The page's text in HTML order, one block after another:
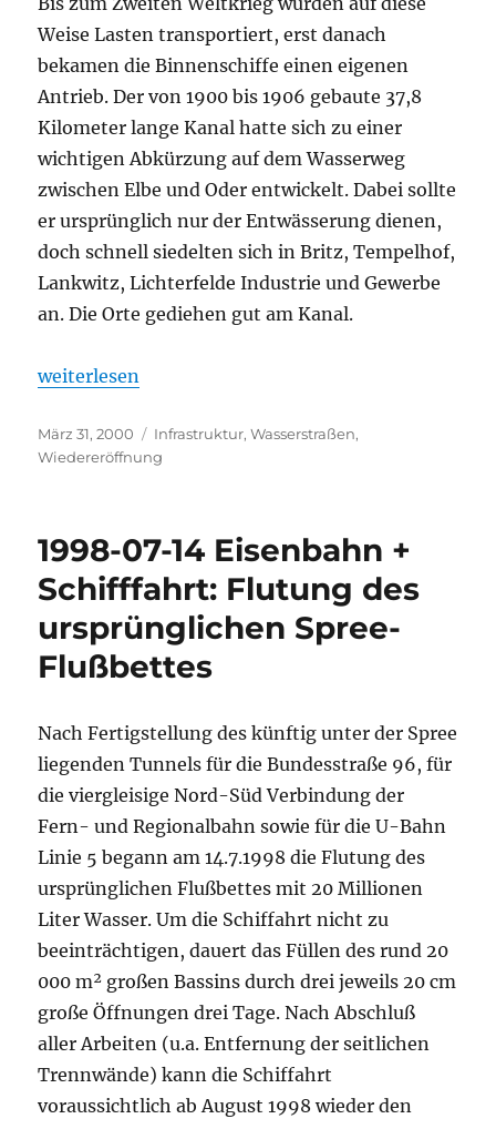
Weise Lasten transportiert, erst danach
bekamen die Binnenschiffe einen eigenen
Antrieb. Der von 1900 bis 1906 gebaute 37,8
Kilometer lange Kanal hatte sich zu einer
wichtigen Abkürzung auf dem Wasserweg
zwischen Elbe und Oder entwickelt. Dabei sollte
er ursprünglich nur der Entwässerung dienen,
doch schnell siedelten sich in Britz, Tempelhof,
Lankwitz, Lichterfelde Industrie und Gewerbe
an. Die Orte gediehen gut am Kanal.
„2000-03-31 Schiffsverkehr: Der Teltowkanal ist
weiterlesen
Veröffentlicht
am
März 31, 2000 Kategorien
Infrastruktur,Wasserstraßen,
Wiedereröffnung
1998-07-14 Eisenbahn +
Schifffahrt: Flutung des
ursprünglichen Spree-
Flußbettes
Nach Fertigstellung des künftig unter der Spree
liegenden Tunnels für die Bundesstraße 96, für
die viergleisige Nord-Süd Verbindung der
Fern- und Regionalbahn sowie für die U-Bahn
Linie 5 begann am 14.7.1998 die Flutung des
ursprünglichen Flußbettes mit 20 Millionen
Liter Wasser. Um die Schiffahrt nicht zu
beeinträchtigen, dauert das Füllen des rund 20
000 m² großen Bassins durch drei jeweils 20 cm
große Öffnungen drei Tage. Nach Abschluß
aller Arbeiten (u.a. Entfernung der seitlichen
Trennwände) kann die Schiffahrt
voraussichtlich ab August 1998 wieder den